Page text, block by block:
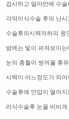
검사하고 얼마만에 수술
각막이식수술 후의 난
수술후의시력저하의 원
밤에는 빛이 퍼져보이
눈의 충혈이 쌍꺼풀 휴
시력이 어느정도가 되어
수술후에 안압이 떨어지
라식수술후 눈을 비비